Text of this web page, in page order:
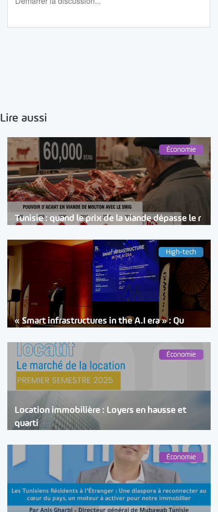
Lire aussi
Économie
Tunisie : quand le prix de la viande dépasse le r
High-tech
« Smart infrastructures in the A.I era » : Qu
Économie
Location immobilière : Loyers en hausse et
quarti
Économie